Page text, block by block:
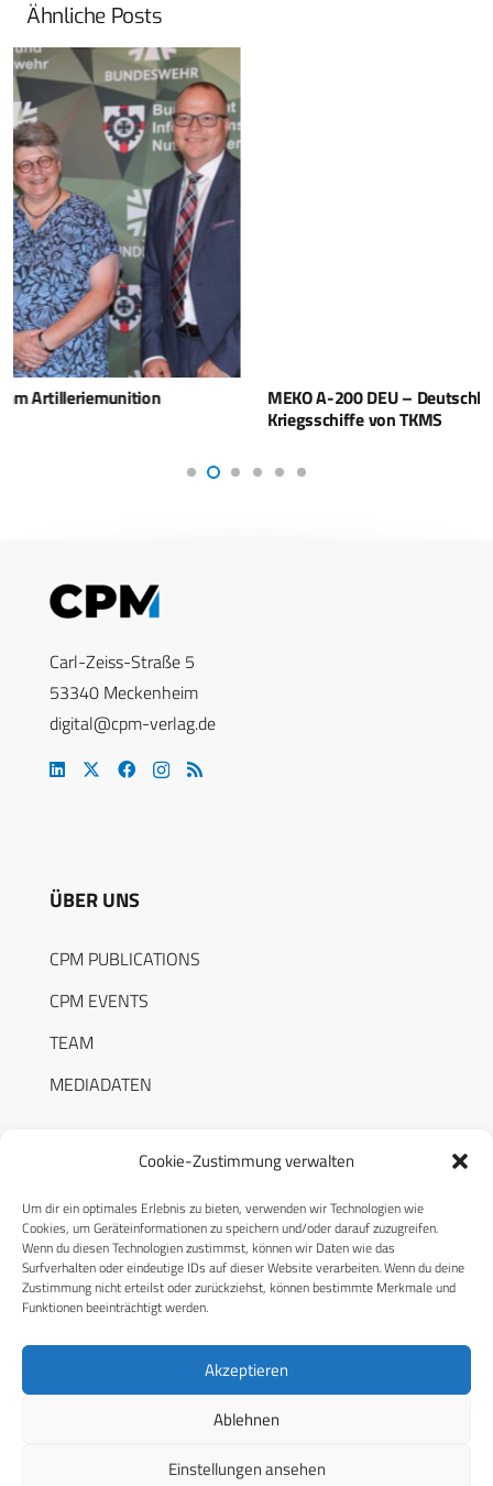
Cookie-Zustimmung verwalten
Um dir ein optimales Erlebnis zu bieten, verwenden wir Technologien wie
Cookies, um Geräteinformationen zu speichern und/oder darauf zuzugreifen.
Wenn du diesen Technologien zustimmst, können wir Daten wie das
Surfverhalten oder eindeutige IDs auf dieser Website verarbeiten. Wenn du deine
Zustimmung nicht erteilst oder zurückziehst, können bestimmte Merkmale und
Funktionen beeinträchtigt werden.
Akzeptieren
Ablehnen
Einstellungen ansehen
Ähnliche Posts
MEKO A-200 DEU – Deutschland will vier neue
Carl-Zeiss-Straße 5
53340 Meckenheim
digital@cpm-verlag.de
ÜBER UNS
CPM PUBLICATIONS
CPM EVENTS
TEAM
MEDIADATEN
RECHTLICHES
Datenschutzerklärung
Cookie-Richtlinie (EU)